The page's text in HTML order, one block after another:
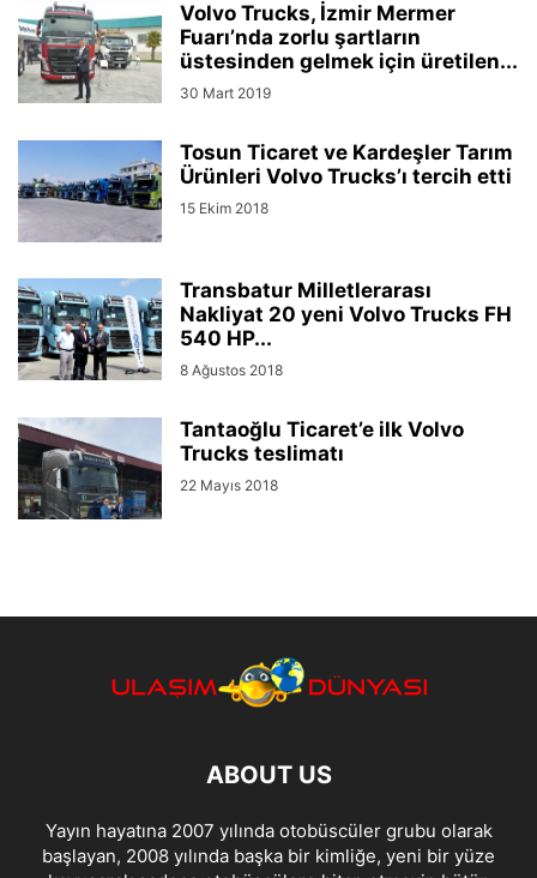
Volvo Trucks, İzmir Mermer
Fuarı’nda zorlu şartların
üstesinden gelmek için üretilen...
30 Mart 2019
Tosun Ticaret ve Kardeşler Tarım
Ürünleri Volvo Trucks’ı tercih etti
15 Ekim 2018
Transbatur Milletlerarası
Nakliyat 20 yeni Volvo Trucks FH
540 HP...
8 Ağustos 2018
Tantaoğlu Ticaret’e ilk Volvo
Trucks teslimatı
22 Mayıs 2018
ABOUT US
Yayın hayatına 2007 yılında otobüscüler grubu olarak
başlayan, 2008 yılında başka bir kimliğe, yeni bir yüze